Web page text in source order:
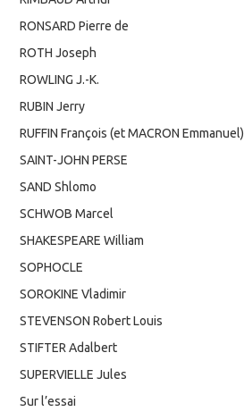
RONSARD Pierre de
ROTH Joseph
ROWLING J.-K.
RUBIN Jerry
RUFFIN François (et MACRON Emmanuel)
SAINT-JOHN PERSE
SAND Shlomo
SCHWOB Marcel
SHAKESPEARE William
SOPHOCLE
SOROKINE Vladimir
STEVENSON Robert Louis
STIFTER Adalbert
SUPERVIELLE Jules
Sur l’essai